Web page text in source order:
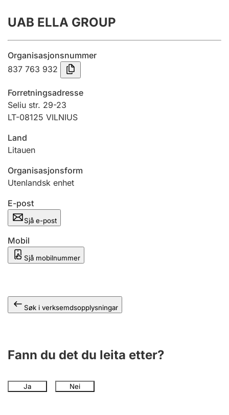
Innsending og forseinkingsgebyr
Jeger
Ektepaktrettleiaren
Andre tema
UAB ELLA GROUP
Organisasjonsnummer
837 763 932
Forretningsadresse
Seliu str. 29-23
LT-08125 VILNIUS
Land
Litauen
Organisasjonsform
Utenlandsk enhet
E-post
Sjå e-post
Mobil
Sjå mobilnummer
Søk i verksemdsopplysningar
Fann du det du leita etter?
Ja Nei